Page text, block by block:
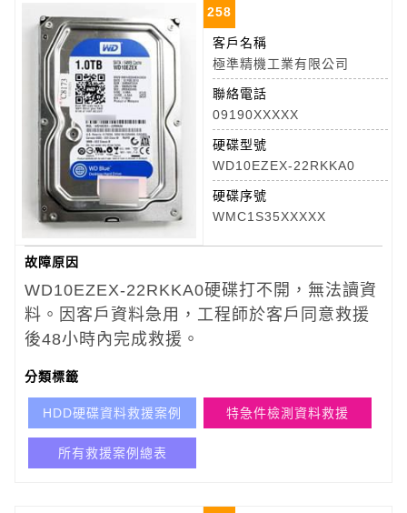
258
客戶名稱
極準精機工業有限公司
聯絡電話
09190XXXXX
硬碟型號
WD10EZEX-22RKKA0
硬碟序號
WMC1S35XXXXX
故障原因
WD10EZEX-22RKKA0硬碟打不開，無法讀資
料。因客戶資料急用，工程師於客戶同意救援
後48小時內完成救援。
分類標籤
HDD硬碟資料救援案例 特急件檢測資料救援
所有救援案例總表